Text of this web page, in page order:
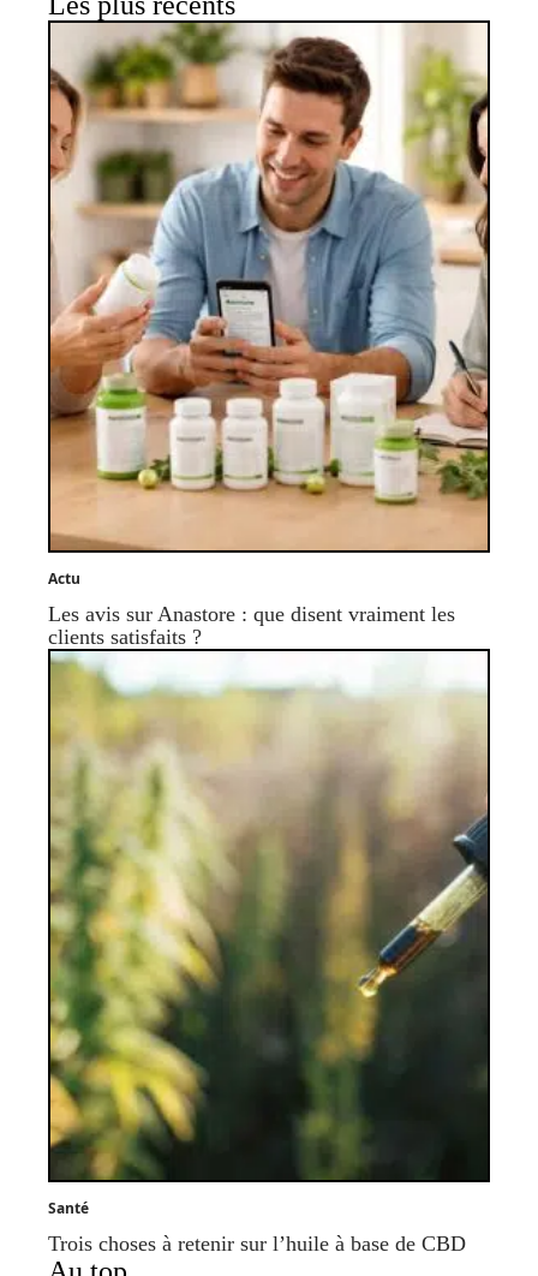
Actu
Les avis sur Anastore : que disent vraiment les
clients satisfaits ?
Santé
Trois choses à retenir sur l’huile à base de CBD